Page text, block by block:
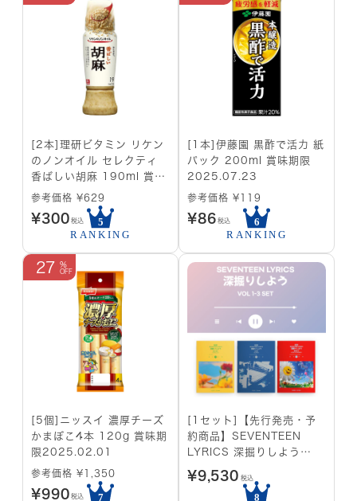
[2本]理研ビタミン リケン
のノンオイル セレクティ
香ばしい胡麻 190ml 賞味
期限2025.03.25
参考価格 ¥629
¥300 税込
[1本]伊藤園 黒酢で活力 紙
パック 200ml 賞味期限
2025.07.23
参考価格 ¥119
¥86 税込
27
[5個]ニッスイ 濃厚チーズ
かまぼこ4本 120g 賞味期
限2025.02.01
参考価格 ¥1,350
¥990 税込
[1セット]【先行発売・予
約商品】SEVENTEEN
LYRICS 深掘りしよう
VOL1-3 SET
¥9,530 税込